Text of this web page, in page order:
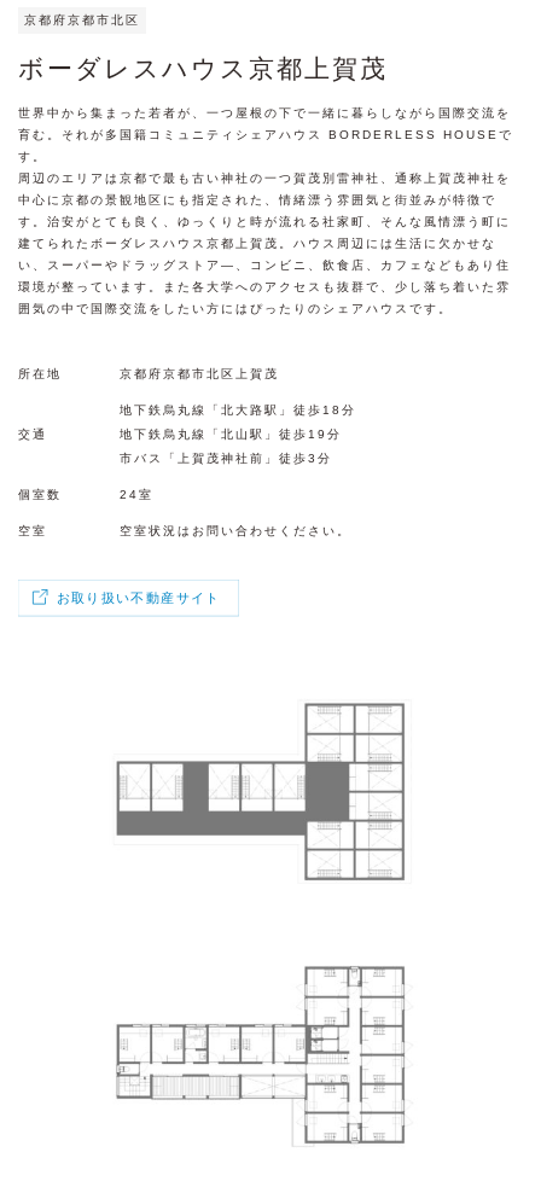
京都府京都市北区
ボーダレスハウス京都上賀茂
世界中から集まった若者が、一つ屋根の下で一緒に暮らしながら国際交流を
育む。それが多国籍コミュニティシェアハウス BORDERLESS HOUSEで
す。
周辺のエリアは京都で最も古い神社の一つ賀茂別雷神社、通称上賀茂神社を
中心に京都の景観地区にも指定された、情緒漂う雰囲気と街並みが特徴で
す。治安がとても良く、ゆっくりと時が流れる社家町、そんな風情漂う町に
建てられたボーダレスハウス京都上賀茂。ハウス周辺には生活に欠かせな
い、スーパーやドラッグストア―、コンビニ、飲食店、カフェなどもあり住
環境が整っています。また各大学へのアクセスも抜群で、少し落ち着いた雰
囲気の中で国際交流をしたい方にはぴったりのシェアハウスです。
所在地 京都府京都市北区上賀茂
交通
地下鉄烏丸線「北大路駅」徒歩18分
地下鉄烏丸線「北山駅」徒歩19分
市バス「上賀茂神社前」徒歩3分
個室数 24室
空室 空室状況はお問い合わせください。
お取り扱い不動産サイト